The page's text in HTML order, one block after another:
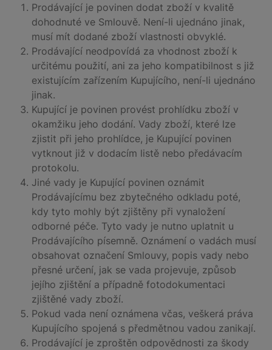
Prodávající je povinen dodat zboží v kvalitě
dohodnuté ve Smlouvě. Není-li ujednáno jinak,
musí mít dodané zboží vlastnosti obvyklé.
Prodávající neodpovídá za vhodnost zboží k
určitému použití, ani za jeho kompatibilnost s již
existujícím zařízením Kupujícího, není-li ujednáno
jinak.
Kupující je povinen provést prohlídku zboží v
okamžiku jeho dodání. Vady zboží, které lze
zjistit při jeho prohlídce, je Kupující povinen
vytknout již v dodacím listě nebo předávacím
protokolu.
Jiné vady je Kupující povinen oznámit
Prodávajícímu bez zbytečného odkladu poté,
kdy tyto mohly být zjištěny při vynaložení
odborné péče. Tyto vady je nutno uplatnit u
Prodávajícího písemně. Oznámení o vadách musí
obsahovat označení Smlouvy, popis vady nebo
přesné určení, jak se vada projevuje, způsob
jejího zjištění a případně fotodokumentaci
zjištěné vady zboží.
Pokud vada není oznámena včas, veškerá práva
Kupujícího spojená s předmětnou vadou zanikají.
Prodávající je zproštěn odpovědnosti za škody